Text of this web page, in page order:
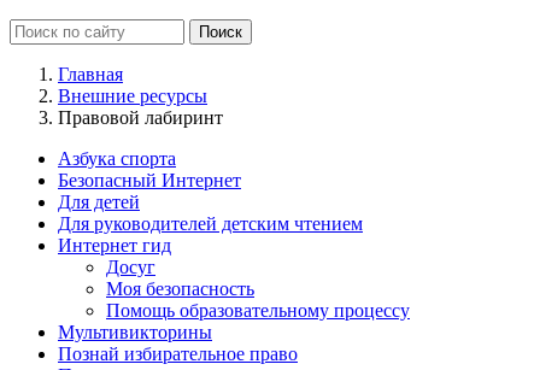
Главная
Внешние ресурсы
Правовой лабиринт
Азбука спорта
Безопасный Интернет
Для детей
Для руководителей детским чтением
Интернет гид
Досуг
Моя безопасность
Помощь образовательному процессу
Мультивикторины
Познай избирательное право